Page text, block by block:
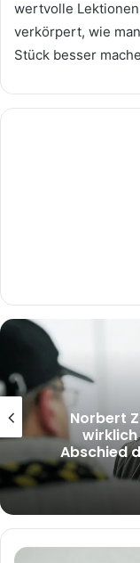
wertvolle
verkörpert, wie
Stück besser
Paulina